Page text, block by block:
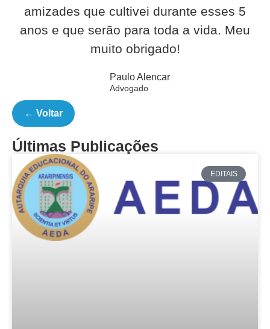
amizades que cultivei durante esses 5
anos e que serão para toda a vida. Meu
muito obrigado!
Paulo Alencar
Advogado
← Voltar
Últimas Publicações
EDITAIS